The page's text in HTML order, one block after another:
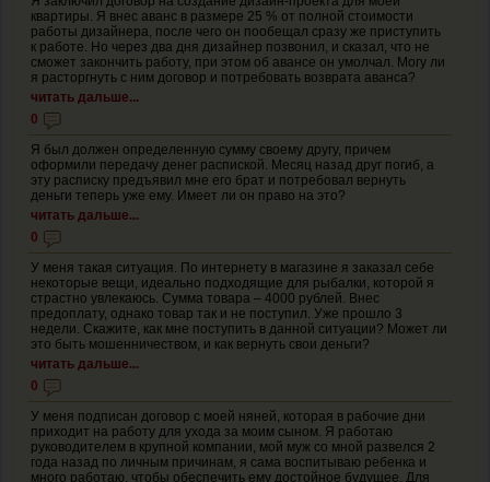
квартиры. Я внес аванс в размере 25 % от полной стоимости
работы дизайнера, после чего он пообещал сразу же приступить
к работе. Но через два дня дизайнер позвонил, и сказал, что не
сможет закончить работу, при этом об авансе он умолчал. Могу ли
я расторгнуть с ним договор и потребовать возврата аванса?
читать дальше...
0
Я был должен определенную сумму своему другу, причем
оформили передачу денег распиской. Месяц назад друг погиб, а
эту расписку предъявил мне его брат и потребовал вернуть
деньги теперь уже ему. Имеет ли он право на это?
читать дальше...
0
У меня такая ситуация. По интернету в магазине я заказал себе
некоторые вещи, идеально подходящие для рыбалки, которой я
страстно увлекаюсь. Сумма товара – 4000 рублей. Внес
предоплату, однако товар так и не поступил. Уже прошло 3
недели. Скажите, как мне поступить в данной ситуации? Может ли
это быть мошенничеством, и как вернуть свои деньги?
читать дальше...
0
У меня подписан договор с моей няней, которая в рабочие дни
приходит на работу для ухода за моим сыном. Я работаю
руководителем в крупной компании, мой муж со мной развелся 2
года назад по личным причинам, я сама воспитываю ребенка и
много работаю, чтобы обеспечить ему достойное будущее. Для